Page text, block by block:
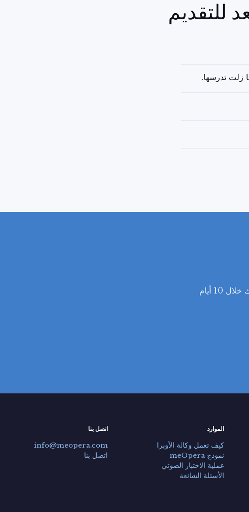
للتقديم
زلت تدرسها.
التقديم مجاني ومفتوح دائماً. أرسل ملفك: يعاود الفريق الفني الاتصال بك خلال 10 أيام
الموارد
كيف تعمل وكالة الأوبرا
نموذج meOpera
عملية الاختبار الصوتي
الأسئلة الشائعة
اتصل بنا
info@meopera.com
اتصل بنا